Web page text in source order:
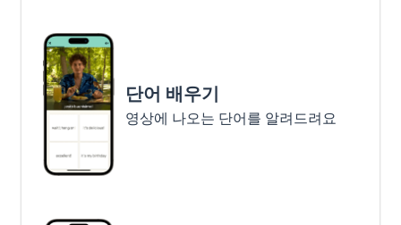
단어 배우기
영상에 나오는 단어를 알려드려요